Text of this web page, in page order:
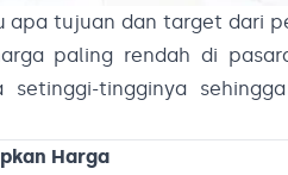
apa tujuan dan target dari
paling rendah di
tingginya
Harga